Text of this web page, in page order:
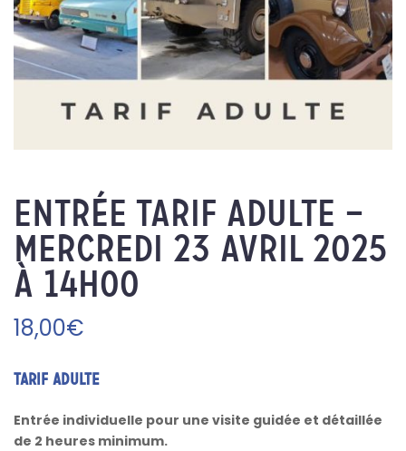
Entrée Tarif adulte –
Mercredi 23 avril 2025
à 14h00
18,00€
TARIF ADULTE
Entrée individuelle pour une visite guidée et détaillée
de 2 heures minimum.